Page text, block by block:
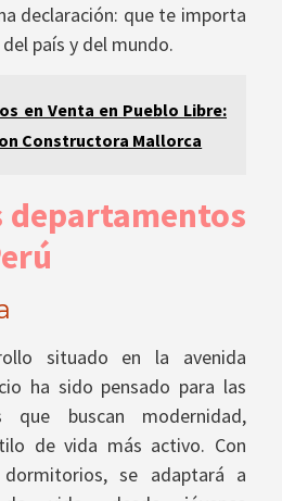
declaración: que te importa
país y del mundo.
en Venta en Pueblo Libre:
Constructora Mallorca
departamentos
situado en la avenida
ha sido pensado para las
que buscan modernidad,
de vida más activo. Con
se adaptará a